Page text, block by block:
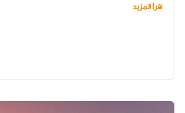
اقرأ المزيد